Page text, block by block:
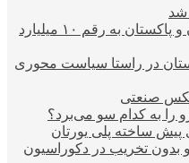
شد
افزایش حجم تجارت بین ایران و پاکستان به رقم ۱۰ میلیارد
در راستا سیاست محوری
صنعتی
را به کدام سو می‌برد؟
پیش ساخته پلی یورتان
تخریب در دکوراسیون